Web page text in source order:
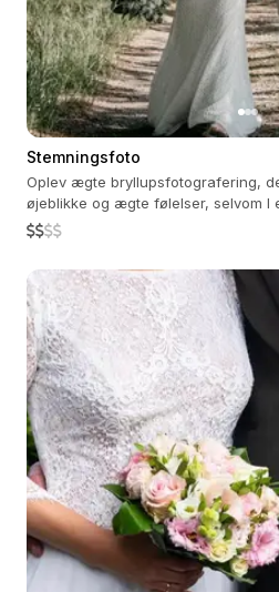
Stemningsfoto
Oplev ægte bryllupsfotografering,
øjeblikke og ægte følelser, selvom I